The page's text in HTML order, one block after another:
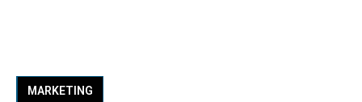
MARKETING